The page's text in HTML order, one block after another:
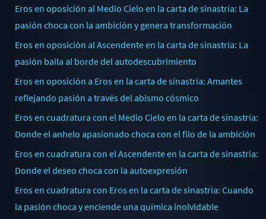
Eros en oposición al Medio Cielo en la carta de sinastría: La
pasión choca con la ambición y genera transformación
Eros en oposición al Ascendente en la carta de sinastría: La
pasión baila al borde del autodescubrimiento
Eros en oposición a Eros en la carta de sinastría: Amantes
reflejando pasión a través del abismo cósmico
Eros en cuadratura con el Medio Cielo en la carta de sinastría:
Donde el anhelo apasionado choca con el filo de la ambición
Eros en cuadratura con el Ascendente en la carta de sinastría:
Donde el deseo choca con la autoexpresión
Eros en cuadratura con Eros en la carta de sinastría: Cuando
la pasión choca y enciende una química inolvidable